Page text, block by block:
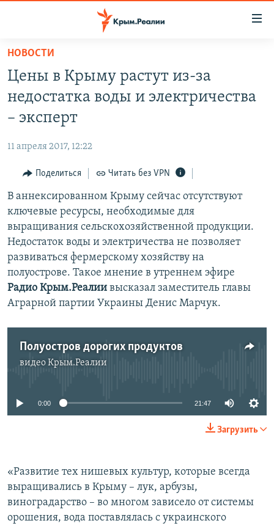
Вернуться
основному
содержанию
главной
навигации
Вернутся
поиску
СПЕЦПРОЕКТЫ
11 ЛЕТ ОККУПАЦИИ КРЫМА. 11 ИСТОРИЙ СОПРОТИВЛЕНИЯ
ЕЩЕ
ИНТЕРАКТИВ
ИНФОГРАФИКА
ТЕЛЕПРОЕКТ КРЫМ.РЕАЛИИ
СОВЕТЫ ПРАВОЗАЩИТНИКОВ
ПРОПАВШИЕ БЕЗ ВЕСТИ
ПОБЕДИТЕЛЕЙ НЕ СУДЯТ?
КРЫМ.НЕПОКОРЕННЫЙ
ELIFBE
УКРАИНСКАЯ ПРОБЛЕМА КРЫМА
РАДІО СВОБОДА
КАК ОБОЙТИ БЛОКИРОВКУ
Українською
ПРИСОЕДИНЯЙТЕСЬ!
Все сайты RFE/RL
НОВОСТИ
Цены в Крыму растут из-за
недостатка воды и электричества
– эксперт
11 апреля 2017, 12:22
Поделиться Читать без VPN
В аннексированном Крыму сейчас отсутствуют
ключевые ресурсы, необходимые для
выращивания сельскохозяйственной продукции.
Недостаток воды и электричества не позволяет
развиваться фермерскому хозяйству на
полуострове. Такое мнение в утреннем эфире
Радио Крым.Реалии высказал заместитель главы
Аграрной партии Украины Денис Марчук.
Полуостров дорогих продуктов
видеоКрым.Реалии
No media source currently available
0:00 21:47
Загрузить
«Развитие тех нишевых культур, которые всегда
выращивались в Крыму – лук, арбузы,
виноградарство – во многом зависело от системы
орошения, вода поставлялась с украинского